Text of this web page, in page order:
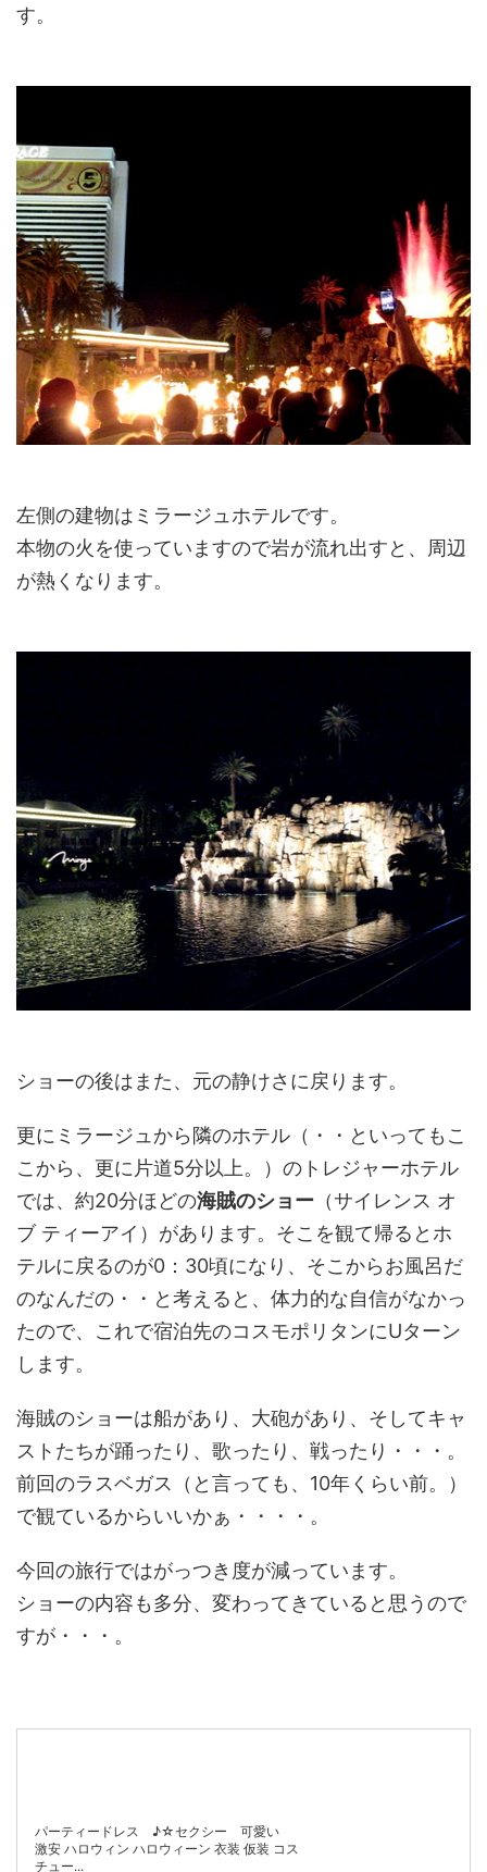
す。
左側の建物はミラージュホテルです。
本物の火を使っていますので岩が流れ出すと、周辺
が熱くなります。
ショーの後はまた、元の静けさに戻ります。
更にミラージュから隣のホテル（・・といってもこ
こから、更に片道5分以上。）のトレジャーホテル
では、約20分ほどの海賊のショー （サイレンス オ
ブ ティーアイ）があります。そこを観て帰るとホ
テルに戻るのが0：30頃になり、そこからお風呂だ
のなんだの・・と考えると、体力的な自信がなかっ
たので、これで宿泊先のコスモポリタンにUターン
します。
海賊のショーは船があり、大砲があり、そしてキャ
ストたちが踊ったり、歌ったり、戦ったり・・・。
前回のラスベガス（と言っても、10年くらい前。）
で観ているからいいかぁ・・・・。
今回の旅行ではがっつき度が減っています。
ショーの内容も多分、変わってきていると思うので
すが・・・。
パーティードレス ♪☆セクシー 可愛い
激安 ハロウィン ハロウィーン 衣装 仮装 コス
チュー...